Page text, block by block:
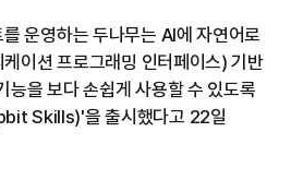
운영하는 두나무는 AI에 자연어로
이션 프로그래밍 인터페이스) 기반
능을 보다 손쉽게 사용할 수 있도록
Skills)'을 출시했다고 22일